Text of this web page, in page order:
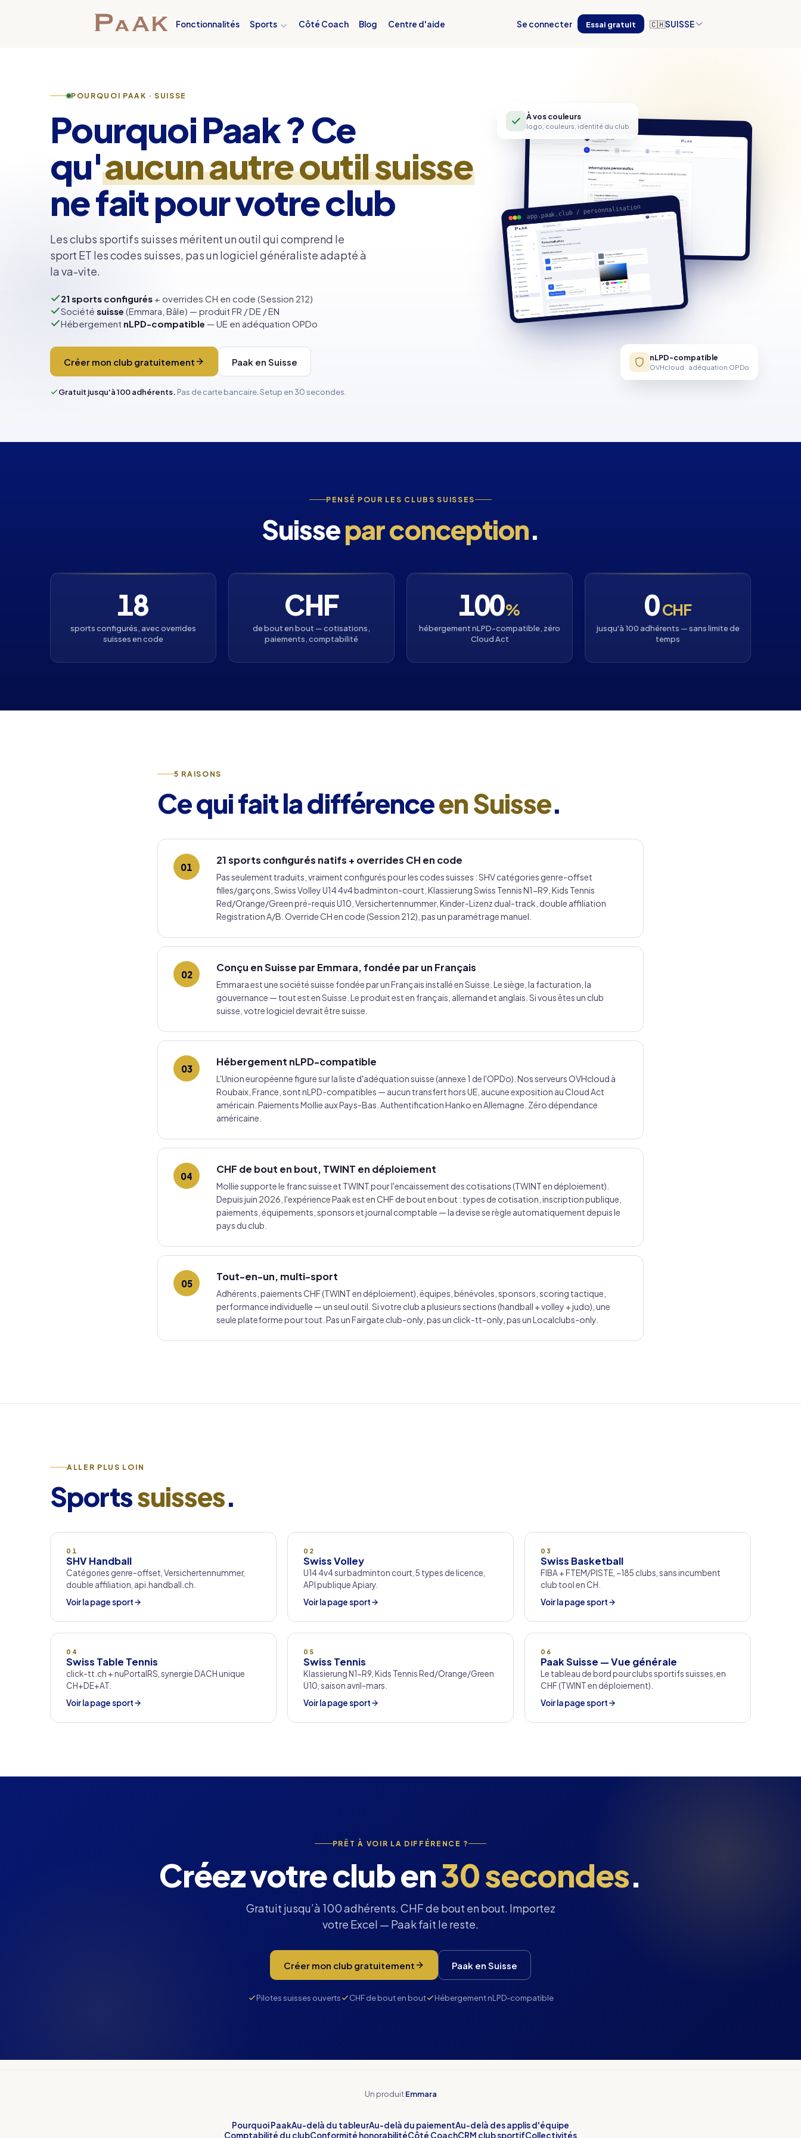
Fonctionnalités Sports Côté Coach Blog Centre d'aide Se connecter Essai gratuit 🇨🇭SUISSE
POURQUOI PAAK · SUISSE
Pourquoi Paak ? Ce
qu'aucun autre outil suisse
ne fait pour votre club
Les clubs sportifs suisses méritent un outil qui comprend le
sport ET les codes suisses, pas un logiciel généraliste adapté à
la va-vite.
21 sports configurés + overrides CH en code (Session 212)
Société suisse (Emmara, Bâle) — produit FR / DE / EN
Hébergement nLPD-compatible — UE en adéquation OPDo
Créer mon club gratuitement Paak en Suisse
Gratuit jusqu'à 100 adhérents. Pas de carte bancaire. Setup en 30 secondes.
paak.club / votre-club
app.paak.club / personnalisation
À vos couleurs
logo, couleurs, identité du club
nLPD-compatible
OVHcloud · adéquation OPDo
PENSÉ POUR LES CLUBS SUISSES
Suissepar conception.
18
sports configurés, avec overrides
suisses en code
CHF
de bout en bout — cotisations,
paiements, comptabilité
100%
hébergement nLPD-compatible, zéro
Cloud Act
0CHF
jusqu'à 100 adhérents — sans limite de
temps
5 RAISONS
Ce qui fait la différenceen Suisse.
01
21 sports configurés natifs + overrides CH en code
Pas seulement traduits, vraiment configurés pour les codes suisses : SHV catégories genre-offset
filles/garçons, Swiss Volley U14 4v4 badminton-court, Klassierung Swiss Tennis N1-R9, Kids Tennis
Red/Orange/Green pré-requis U10, Versichertennummer, Kinder-Lizenz dual-track, double affiliation
Registration A/B. Override CH en code (Session 212), pas un paramétrage manuel.
02
Conçu en Suisse par Emmara, fondée par un Français
Emmara est une société suisse fondée par un Français installé en Suisse. Le siège, la facturation, la
gouvernance — tout est en Suisse. Le produit est en français, allemand et anglais. Si vous êtes un club
suisse, votre logiciel devrait être suisse.
03
Hébergement nLPD-compatible
L'Union européenne figure sur la liste d'adéquation suisse (annexe 1 de l'OPDo). Nos serveurs OVHcloud à
Roubaix, France, sont nLPD-compatibles — aucun transfert hors UE, aucune exposition au Cloud Act
américain. Paiements Mollie aux Pays-Bas. Authentification Hanko en Allemagne. Zéro dépendance
américaine.
04
CHF de bout en bout, TWINT en déploiement
Mollie supporte le franc suisse et TWINT pour l'encaissement des cotisations (TWINT en déploiement).
Depuis juin 2026, l'expérience Paak est en CHF de bout en bout : types de cotisation, inscription publique,
paiements, équipements, sponsors et journal comptable — la devise se règle automatiquement depuis le
pays du club.
05
Tout-en-un, multi-sport
Adhérents, paiements CHF (TWINT en déploiement), équipes, bénévoles, sponsors, scoring tactique,
performance individuelle — un seul outil. Si votre club a plusieurs sections (handball + volley + judo), une
seule plateforme pour tout. Pas un Fairgate club-only, pas un click-tt-only, pas un Localclubs-only.
ALLER PLUS LOIN
Sportssuisses.
01
SHV Handball
Catégories genre-offset, Versichertennummer,
double affiliation, api.handball.ch.
Voir la page sport
02
Swiss Volley
U14 4v4 sur badminton court, 5 types de licence,
API publique Apiary.
Voir la page sport
03
Swiss Basketball
FIBA + FTEM/PISTE, ~185 clubs, sans incumbent
club tool en CH.
Voir la page sport
04
Swiss Table Tennis
click-tt.ch + nuPortalRS, synergie DACH unique
CH+DE+AT.
Voir la page sport
05
Swiss Tennis
Klassierung N1-R9, Kids Tennis Red/Orange/Green
U10, saison avril-mars.
Voir la page sport
06
Paak Suisse — Vue générale
Le tableau de bord pour clubs sportifs suisses, en
CHF (TWINT en déploiement).
Voir la page sport
PRÊT À VOIR LA DIFFÉRENCE ?
Créez votre club en30 secondes.
Gratuit jusqu’à 100 adhérents. CHF de bout en bout. Importez
votre Excel — Paak fait le reste.
Créer mon club gratuitement Paak en Suisse
Pilotes suisses ouverts CHF de bout en bout Hébergement nLPD-compatible
Un produitEmmara
Pourquoi PaakAu-delà du tableurAu-delà du paiementAu-delà des applis d'équipe
Comptabilité du clubConformité honorabilitéCôté CoachCRM club sportifCollectivités